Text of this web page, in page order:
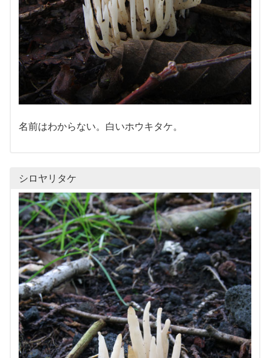
名前はわからない。白いホウキタケ。
シロヤリタケ